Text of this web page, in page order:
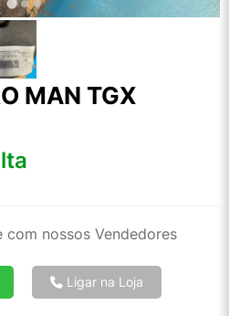
MAN TGX
com nossos Vendedores
Ligar na Loja